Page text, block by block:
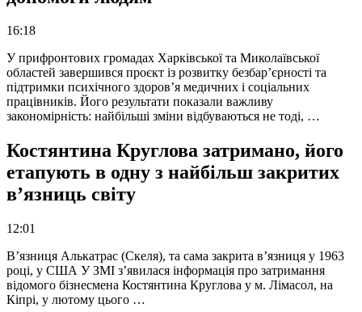
16:18
У прифронтових громадах Харківської та Миколаївської
областей завершився проєкт із розвитку безбар’єрності та
підтримки психічного здоров’я медичних і соціальних
працівників. Його результати показали важливу
закономірність: найбільші зміни відбуваються не тоді, …
Костянтина Круглова затримано, його
етапують в одну з найбільш закритих
в’язниць світу
12:01
В’язниця Алькатрас (Скеля), та сама закрита в’язниця у 1963
році, у США У ЗМІ з’явилася інформація про затримання
відомого бізнесмена Костянтина Круглова у м. Лімасол, на
Кіпрі, у лютому цього …